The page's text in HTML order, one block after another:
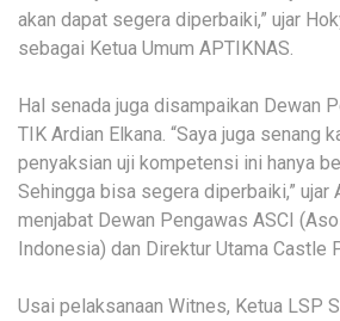
akan dapat segera diperbaiki,” ujar
sebagai Ketua Umum APTIKNAS.
Hal senada juga disampaikan Dewan
TIK Ardian Elkana. “Saya juga senang
penyaksian uji kompetensi ini hanya
Sehingga bisa segera diperbaiki,” ujar
menjabat Dewan Pengawas ASCI
Indonesia) dan Direktur Utama Castle
Usai pelaksanaan Witnes, Ketua LSP